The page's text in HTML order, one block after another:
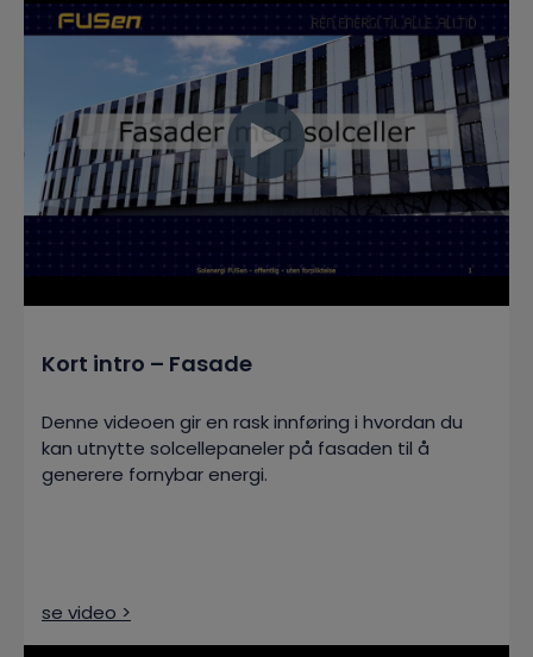
Kort intro – Fasade
Denne videoen gir en rask innføring i hvordan du
kan utnytte solcellepaneler på fasaden til å
generere fornybar energi.
se video >